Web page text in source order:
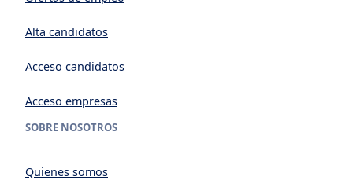
Alta candidatos
Acceso candidatos
Acceso empresas
SOBRE NOSOTROS
Quienes somos